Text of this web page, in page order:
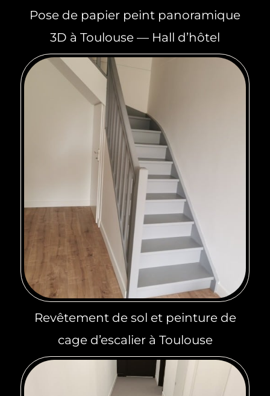
Pose de papier peint panoramique
3D à Toulouse — Hall d’hôtel
Revêtement de sol et peinture de
cage d’escalier à Toulouse